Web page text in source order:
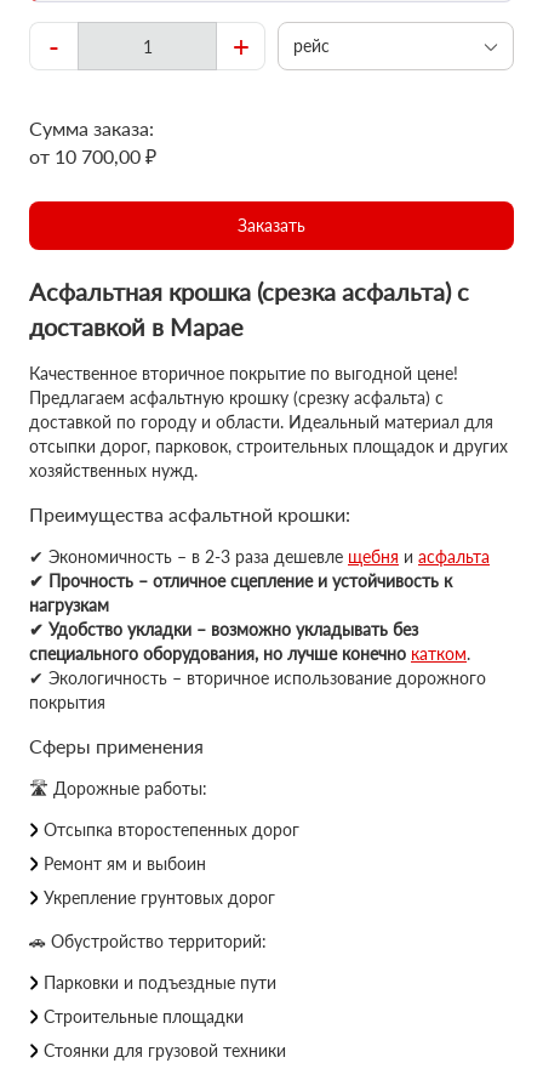
- + рейс
Сумма заказа:
от 10 700,00 ₽
Заказать
Асфальтная крошка (срезка асфальта) с
доставкой в Марае
Качественное вторичное покрытие по выгодной цене!
Предлагаем асфальтную крошку (срезку асфальта) с
доставкой по городу и области. Идеальный материал для
отсыпки дорог, парковок, строительных площадок и других
хозяйственных нужд.
Преимущества асфальтной крошки:
✔ Экономичность – в 2-3 раза дешевле щебня и асфальта
✔ Прочность – отличное сцепление и устойчивость к
нагрузкам
✔ Удобство укладки – возможно укладывать без
специального оборудования, но лучше конечно катком.
✔ Экологичность – вторичное использование дорожного
покрытия
Сферы применения
🛣 Дорожные работы:
Отсыпка второстепенных дорог
Ремонт ям и выбоин
Укрепление грунтовых дорог
🚗 Обустройство территорий:
Парковки и подъездные пути
Строительные площадки
Стоянки для грузовой техники